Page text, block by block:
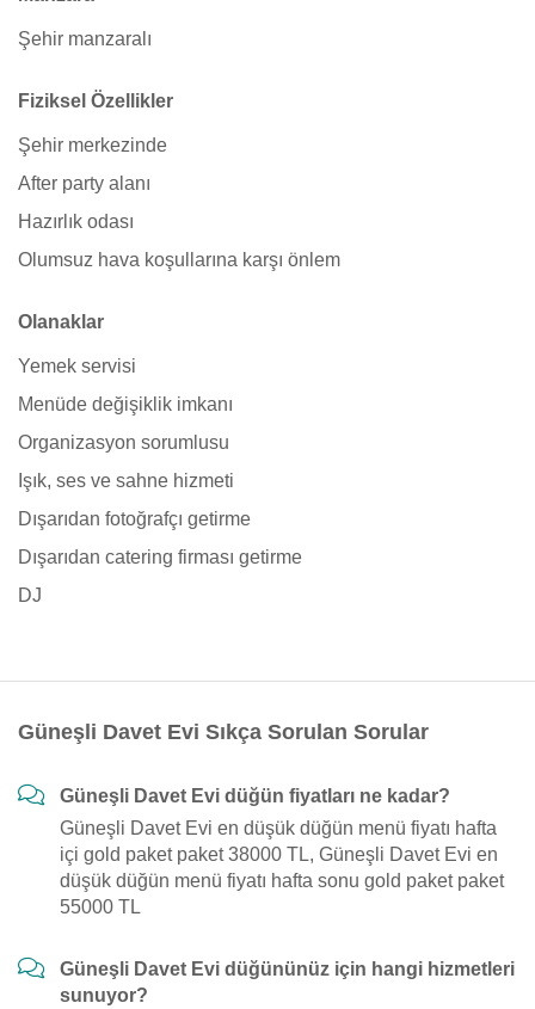
Şehir manzaralı
Fiziksel Özellikler
Şehir merkezinde
After party alanı
Hazırlık odası
Olumsuz hava koşullarına karşı önlem
Olanaklar
Yemek servisi
Menüde değişiklik imkanı
Organizasyon sorumlusu
Işık, ses ve sahne hizmeti
Dışarıdan fotoğrafçı getirme
Dışarıdan catering firması getirme
DJ
Güneşli Davet Evi Sıkça Sorulan Sorular
Güneşli Davet Evi düğün fiyatları ne kadar?
Güneşli Davet Evi en düşük düğün menü fiyatı hafta
içi gold paket paket 38000 TL, Güneşli Davet Evi en
düşük düğün menü fiyatı hafta sonu gold paket paket
55000 TL
Güneşli Davet Evi düğününüz için hangi hizmetleri
sunuyor?